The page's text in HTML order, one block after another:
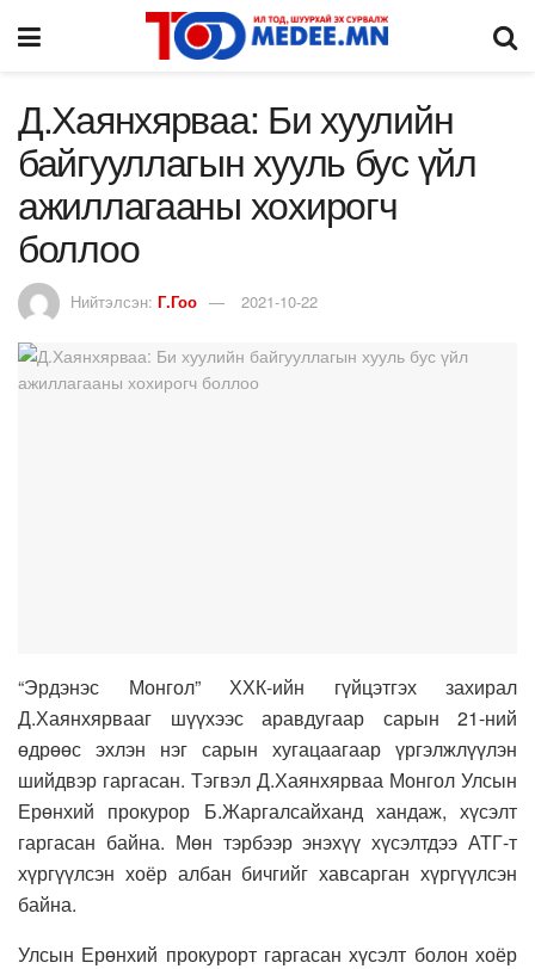
Д.Хаянхярваа: Би хуулийн
байгууллагын хууль бус үйл
ажиллагааны хохирогч
боллоо
Нийтэлсэн: Г.Гоо 2021-10-22
“Эрдэнэс Монгол” ХХК-ийн гүйцэтгэх захирал
Д.Хаянхярвааг шүүхээс аравдугаар сарын 21-ний
өдрөөс эхлэн нэг сарын хугацаагаар үргэлжлүүлэн
шийдвэр гаргасан. Тэгвэл Д.Хаянхярваа Монгол Улсын
Ерөнхий прокурор Б.Жаргалсайханд хандаж, хүсэлт
гаргасан байна. Мөн тэрбээр энэхүү хүсэлтдээ АТГ-т
хүргүүлсэн хоёр албан бичгийг хавсарган хүргүүлсэн
байна.
Улсын Ерөнхий прокурорт гаргасан хүсэлт болон хоёр